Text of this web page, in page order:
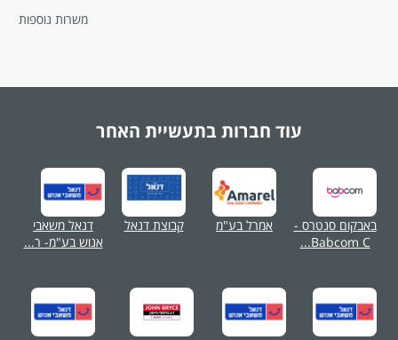
משרות נוספות
עוד חברות בתעשיית האחר
באבקום סנטרס -
Babcom C...
אמרל בע"מ קבוצת דנאל
דנאל משאבי
אנוש בע"מ- ר...